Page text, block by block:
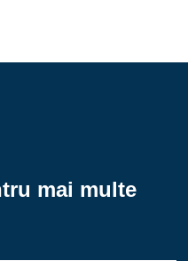
mai multe